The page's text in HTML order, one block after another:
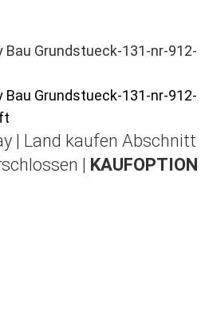
| Land kaufen Abschnitt
| KAUFOPTION